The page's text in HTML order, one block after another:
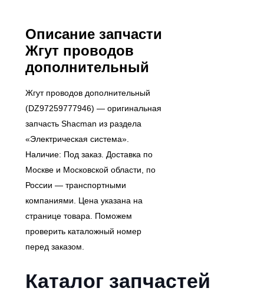
Описание запчасти
Жгут проводов
дополнительный
Жгут проводов дополнительный
(DZ97259777946) — оригинальная
запчасть Shacman из раздела
«Электрическая система».
Наличие: Под заказ. Доставка по
Москве и Московской области, по
России — транспортными
компаниями. Цена указана на
странице товара. Поможем
проверить каталожный номер
перед заказом.
Каталог запчастей